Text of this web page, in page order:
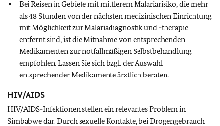
Bei Reisen in Gebiete mit mittlerem Malariarisiko, die mehr
als 48 Stunden von der nächsten medizinischen Einrichtung
mit Möglichkeit zur Malariadiagnostik und -therapie
entfernt sind, ist die Mitnahme von entsprechenden
Medikamenten zur notfallmäßigen Selbstbehandlung
empfohlen. Lassen Sie sich bzgl. der Auswahl
entsprechender Medikamente ärztlich beraten.
HIV/AIDS
HIV/AIDS-Infektionen stellen ein relevantes Problem in
Simbabwe dar. Durch sexuelle Kontakte, bei Drogengebrauch